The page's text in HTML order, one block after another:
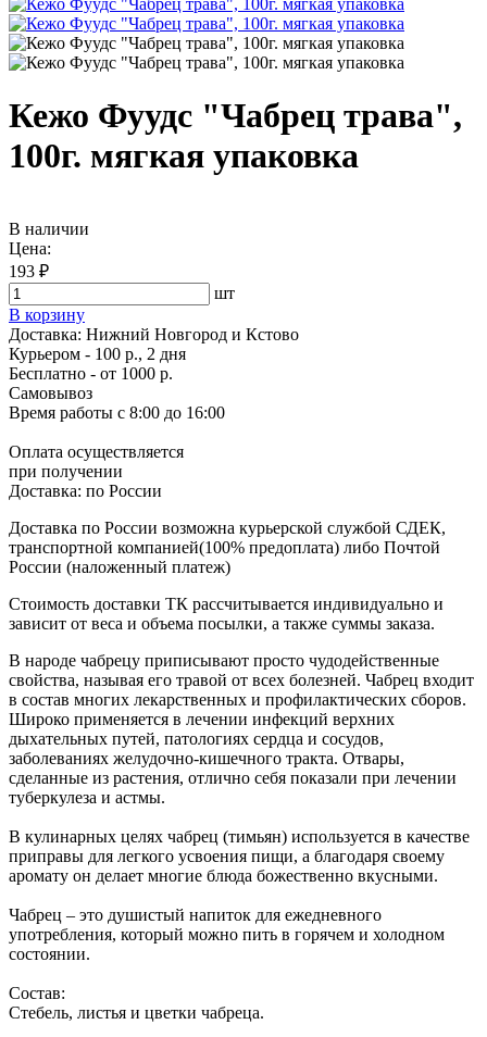
Кежо Фуудс "Чабрец трава",
100г. мягкая упаковка
В наличии
Цена:
193 ₽
шт
В корзину
Доставка: Нижний Новгород и Кстово
Курьером - 100 р., 2 дня
Бесплатно - от 1000 р.
Самовывоз
Время работы с 8:00 до 16:00
Оплата осуществляется
при получении
Доставка: по России
Доставка по России возможна курьерской службой СДЕК,
транспортной компанией(100% предоплата) либо Почтой
России (наложенный платеж)
Стоимость доставки ТК рассчитывается индивидуально и
зависит от веса и объема посылки, а также суммы заказа.
В народе чабрецу приписывают просто чудодейственные
свойства, называя его травой от всех болезней. Чабрец входит
в состав многих лекарственных и профилактических сборов.
Широко применяется в лечении инфекций верхних
дыхательных путей, патологиях сердца и сосудов,
заболеваниях желудочно-кишечного тракта. Отвары,
сделанные из растения, отлично себя показали при лечении
туберкулеза и астмы.
В кулинарных целях чабрец (тимьян) используется в качестве
приправы для легкого усвоения пищи, а благодаря своему
аромату он делает многие блюда божественно вкусными.
Чабрец – это душистый напиток для ежедневного
употребления, который можно пить в горячем и холодном
состоянии.
Состав:
Стебель, листья и цветки чабреца.